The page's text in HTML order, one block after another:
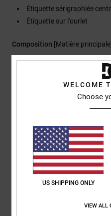
Étiquette sérigraphiée
Étiquette sur l'ourlet
Composition [Matière
Traçabilité du produit (Loi
Livraison & Retours
Avis clients
Note
WELCOME
Choose
US SHIPPING ONLY
VIEW ALL